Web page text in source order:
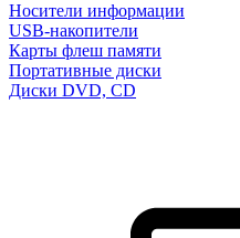
Носители информации
USB-накопители
Карты флеш памяти
Портативные диски
Диски DVD, CD